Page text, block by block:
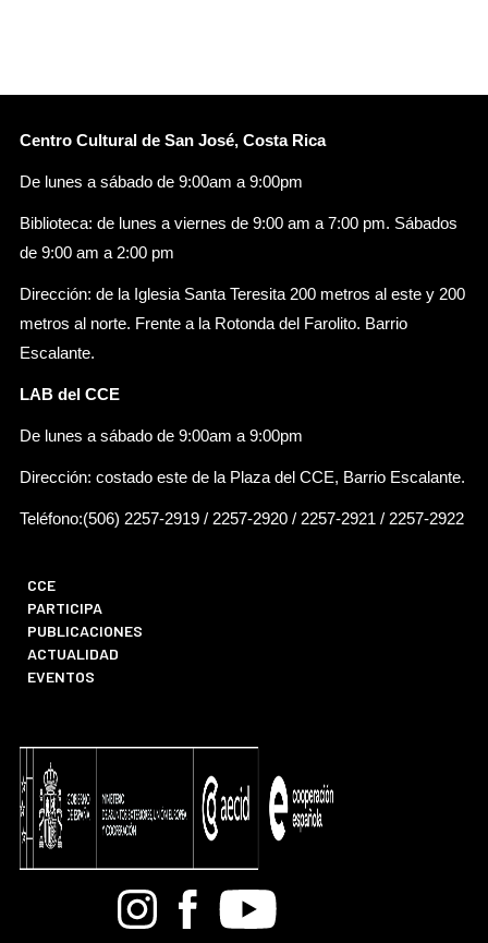
Centro Cultural de San José, Costa Rica
De lunes a sábado de 9:00am a 9:00pm
Biblioteca: de lunes a viernes de 9:00 am a 7:00 pm. Sábados
de 9:00 am a 2:00 pm
Dirección: de la Iglesia Santa Teresita 200 metros al este y 200
metros al norte. Frente a la Rotonda del Farolito. Barrio
Escalante.
LAB del CCE
De lunes a sábado de 9:00am a 9:00pm
Dirección: costado este de la Plaza del CCE, Barrio Escalante.
Teléfono:(506) 2257-2919 / 2257-2920 / 2257-2921 / 2257-2922
CCE
PARTICIPA
PUBLICACIONES
ACTUALIDAD
EVENTOS
BandcampInstagramFacebook
Youtube